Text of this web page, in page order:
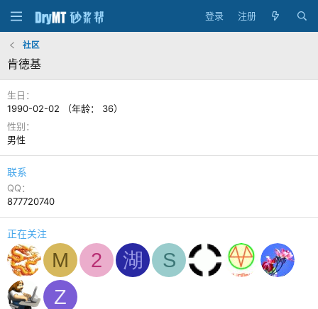
登录 注册
社区
肯德基
生日
1990-02-02 （年龄： 36）
性别
男性
联系
QQ
877720740
正在关注
M 2 湖
S
Z